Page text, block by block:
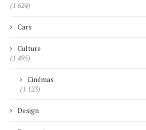
(1 624)
Cars
Culture
(1 495)
Cinémas
(1 123)
Design